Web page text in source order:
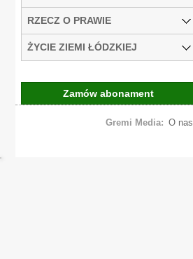
RZECZ O PRAWIE
ŻYCIE ZIEMI ŁÓDZKIEJ
Zamów abonament
Gremi Media: O nas